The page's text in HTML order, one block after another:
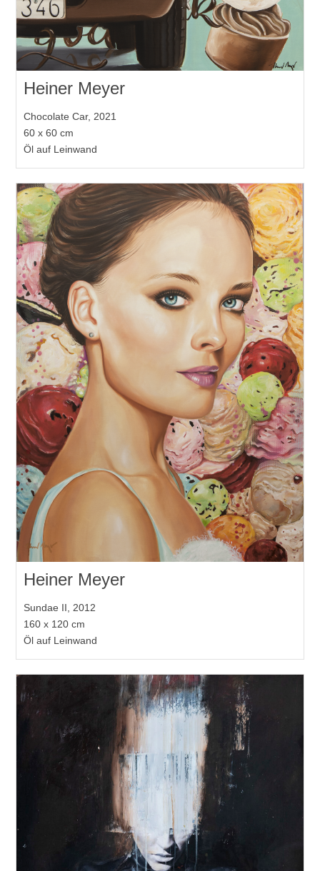
Heiner Meyer
Chocolate Car, 2021
60 x 60 cm
Öl auf Leinwand
Heiner Meyer
Sundae II, 2012
160 x 120 cm
Öl auf Leinwand